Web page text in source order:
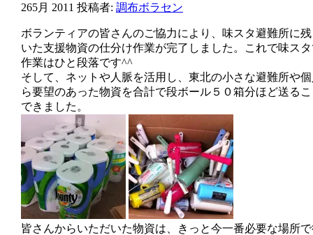
265月 2011 投稿者: 調布ボラセン
ボランティアの皆さんのご協力により、味スタ避難所に
いた支援物資の仕分け作業が完了しました。これで味ス
作業はひと段落です^^
そして、ネットや人脈を活用し、東北の小さな避難所や
ら要望のあった物資を合計で段ボール５０箱分ほど送る
できました。
皆さんからいただいた物資は、きっと今一番必要な場所